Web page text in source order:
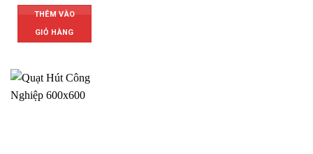
THÊM VÀO
GIỎ HÀNG